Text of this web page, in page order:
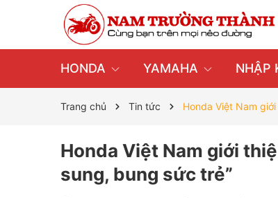
HONDA YAMAHA NHẬP
Trang chủ Tin tức Honda Việt Nam
Honda Việt Nam giới
sung, bung sức trẻ”